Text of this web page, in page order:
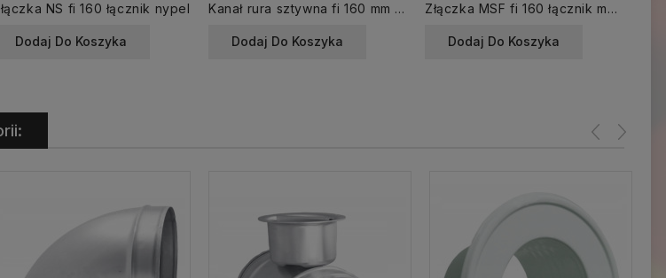
NS fi 160 łącznik nypel
Dodaj Do Koszyka
Kanał rura sztywna fi 160 mm SPR-OCY-160-040 spiro
Dodaj Do Koszyka
Złączka MSF fi 160 łącznik mufa
Dodaj Do Koszyka